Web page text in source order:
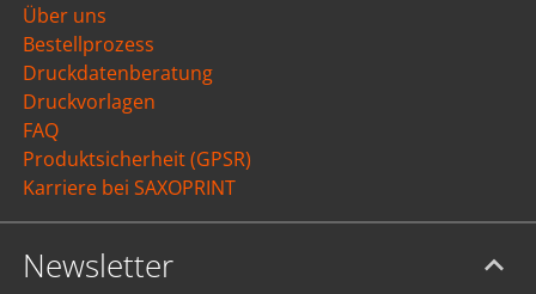
Über uns
Bestellprozess
Druckdatenberatung
Druckvorlagen
FAQ
Produktsicherheit (GPSR)
Karriere bei SAXOPRINT
Newsletter